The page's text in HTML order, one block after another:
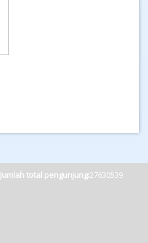
Jumlah total pengunjung:27630539